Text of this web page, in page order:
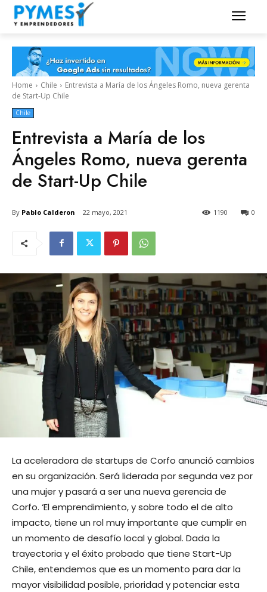
Home Chile
Entrevista a María de los Ángeles Romo, nueva gerenta
de Start-Up Chile
Chile
Entrevista a María de los
Ángeles Romo, nueva gerenta
de Start-Up Chile
By Pablo Calderon 22 mayo, 2021 0
1190
La aceleradora de startups de Corfo anunció cambios
en su organización. Será liderada por segunda vez por
una mujer y pasará a ser una nueva gerencia de
Corfo. ‘El emprendimiento, y sobre todo el de alto
impacto, tiene un rol muy importante que cumplir en
un momento de desafío local y global. Dada la
trayectoria y el éxito probado que tiene Start-Up
Chile, entendemos que es un momento para dar la
mayor visibilidad posible, prioridad y potenciar esta